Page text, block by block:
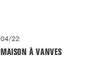
04/22
MAISON À VANVES